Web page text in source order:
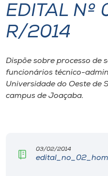
Internacionalização
I.nova
Diplomados
Cultura
Biblioteca
EDITAL
R/2014
Dispõe sobre processo de
funcionários técnico-
Universidade do Oeste de
campus de Joaçaba.
03/02/2014